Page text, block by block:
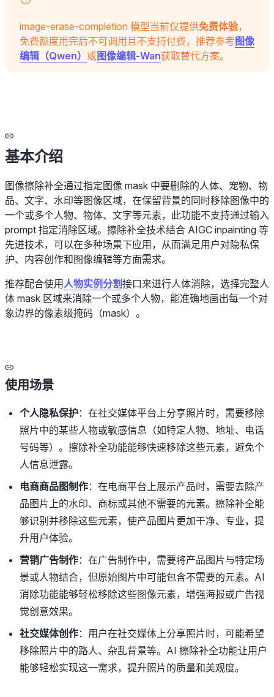
image-erase-completion 模型当前仅提供免费体验，
免费额度用完后不可调用且不支持付费，推荐参考图像
编辑（Qwen） 或图像编辑-Wan获取替代方案。
基本介绍
图像擦除补全通过指定图像 mask 中要删除的人体、宠物、物
品、文字、水印等图像区域，在保留背景的同时移除图像中的
一个或多个人物、物体、文字等元素，此功能不支持通过输入
prompt 指定消除区域。擦除补全技术结合 AIGC inpainting 等
先进技术，可以在多种场景下应用，从而满足用户对隐私保
护、内容创作和图像编辑等方面需求。
推荐配合使用人物实例分割接口来进行人体消除，选择完整人
体 mask 区域来消除一个或多个人物，能准确地画出每一个对
象边界的像素级掩码（mask）。
使用场景
个人隐私保护：在社交媒体平台上分享照片时，需要移除
照片中的某些人物或敏感信息（如特定人物、地址、电话
号码等）。擦除补全功能能够快速移除这些元素，避免个
人信息泄露。
电商商品图制作：在电商平台上展示产品时，需要去除产
品图片上的水印、商标或其他不需要的元素。擦除补全能
够识别并移除这些元素，使产品图片更加干净、专业，提
升用户体验。
营销广告制作：在广告制作中，需要将产品图片与特定场
景或人物结合，但原始图片中可能包含不需要的元素。AI
消除功能能够轻松移除这些图像元素，增强海报或广告视
觉创意效果。
社交媒体创作：用户在社交媒体上分享照片时，可能希望
移除照片中的路人、杂乱背景等。AI 擦除补全功能让用户
能够轻松实现这一需求，提升照片的质量和美观度。